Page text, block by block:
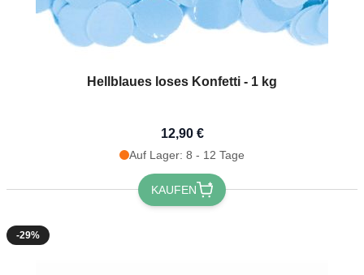
Hellblaues loses Konfetti - 1 kg
12,90 €
Auf Lager: 8 - 12 Tage
KAUFEN
-29%